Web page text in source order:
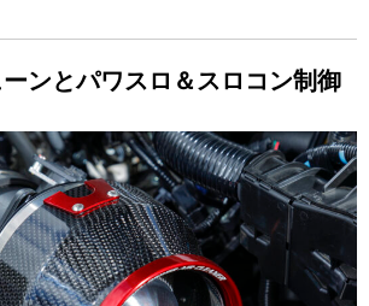
ンとパワスロ＆スロコン制御